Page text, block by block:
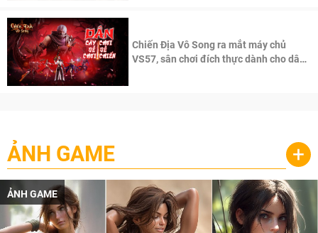
Chiến Địa Vô Song ra mắt máy chủ
VS57, sân chơi đích thực dành cho dân
ẢNH GAME +
ẢNH GAME